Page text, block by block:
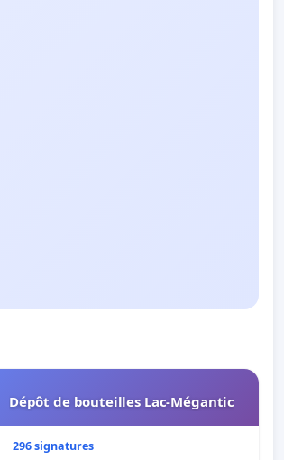
Dépôt de bouteilles Lac-Mégantic
296 signatures